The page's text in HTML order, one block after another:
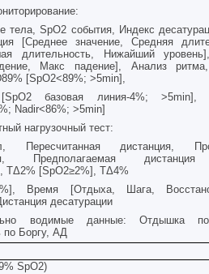
тела, SpO2 события, Индекс
[Среднее значение, Средняя
длительность, Нижайший
Maкс падение], Анализ
89% [SpO2<89%; >5min],
SpO2 базовая линия-4%; >5min],
Nadir<86%; >5min]
нагрузочный тест:
Пересчитанная дистанция,
Предполагаемая
TΔ2% [SpO2≥2%], TΔ4%
Время [Отдыха, Шага,
десатурации
водимые данные: Отдышка
по Боргу, АД
SpO2)